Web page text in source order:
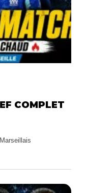
COMPLET
Marseillais